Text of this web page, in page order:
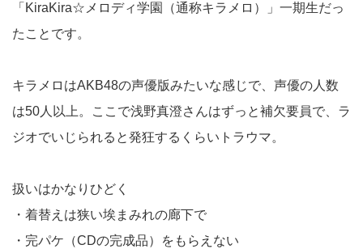
「KiraKira☆メロディ学園（通称キラメロ）」一期生だっ
たことです。
キラメロはAKB48の声優版みたいな感じで、声優の人数
は50人以上。ここで浅野真澄さんはずっと補欠要員で、ラ
ジオでいじられると発狂するくらいトラウマ。
扱いはかなりひどく
・着替えは狭い埃まみれの廊下で
・完パケ（CDの完成品）をもらえない